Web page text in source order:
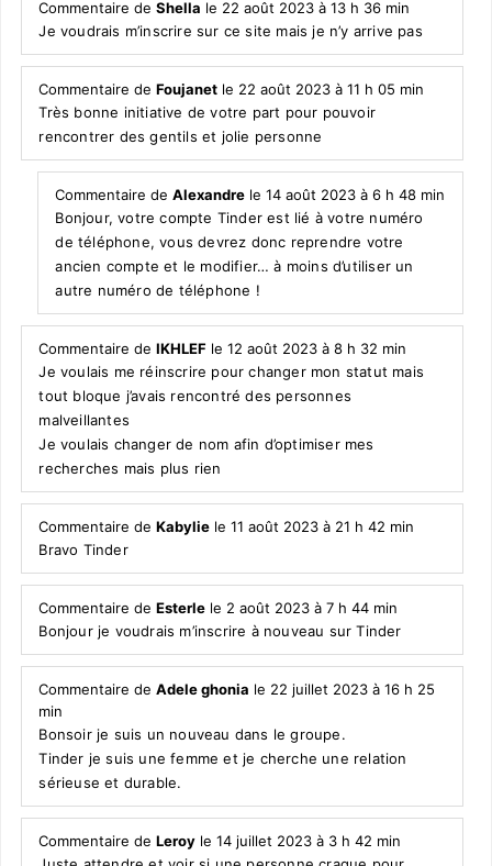
Commentaire deShella le 22 août 2023 à 13 h 36 min
Je voudrais m’inscrire sur ce site mais je n’y arrive pas
Commentaire deFoujanet le 22 août 2023 à 11 h 05 min
Très bonne initiative de votre part pour pouvoir
rencontrer des gentils et jolie personne
Commentaire deAlexandre le 14 août 2023 à 6 h 48 min
Bonjour, votre compte Tinder est lié à votre numéro
de téléphone, vous devrez donc reprendre votre
ancien compte et le modifier… à moins d’utiliser un
autre numéro de téléphone !
Commentaire deIKHLEF le 12 août 2023 à 8 h 32 min
Je voulais me réinscrire pour changer mon statut mais
tout bloque j’avais rencontré des personnes
malveillantes
Je voulais changer de nom afin d’optimiser mes
recherches mais plus rien
Commentaire deKabylie le 11 août 2023 à 21 h 42 min
Bravo Tinder
Commentaire deEsterle le 2 août 2023 à 7 h 44 min
Bonjour je voudrais m’inscrire à nouveau sur Tinder
Commentaire deAdele ghonia le 22 juillet 2023 à 16 h 25
min
Bonsoir je suis un nouveau dans le groupe.
Tinder je suis une femme et je cherche une relation
sérieuse et durable.
Commentaire deLeroy le 14 juillet 2023 à 3 h 42 min